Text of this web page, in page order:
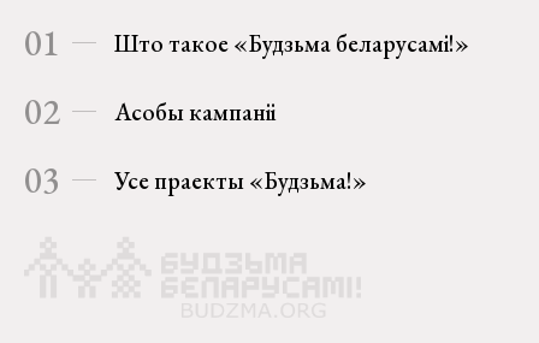
01 Што такое «Будзьма беларусамі!»
02 Асобы кампаніі
03 Усе праекты «Будзьма!»